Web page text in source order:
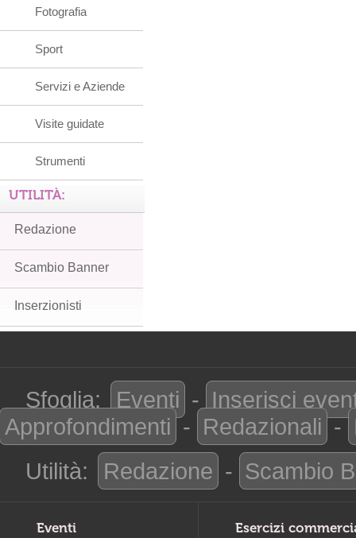
Fotografia
Sport
Servizi e Aziende
Visite guidate
Strumenti
UTILITÀ:
Redazione
Scambio Banner
Inserzionisti
Sfoglia: Eventi - Inserisci
Approfondimenti - Redazionali -
Utilità:
Redazione - Scambio
Eventi Esercizi